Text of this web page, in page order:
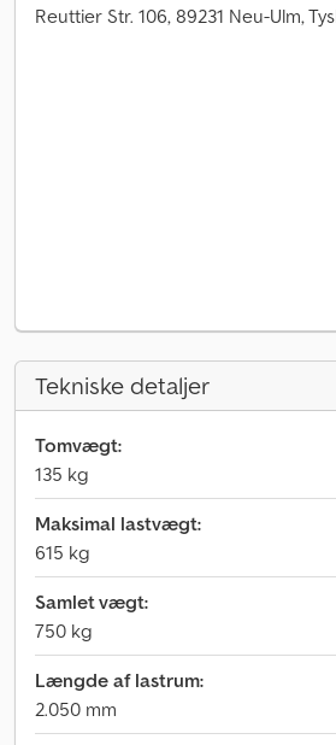
Reuttier Str. 106, 89231 Neu-Ulm,
Tekniske detaljer
Tomvægt:
135 kg
Maksimal lastvægt:
615 kg
Samlet vægt:
750 kg
Længde af lastrum:
2.050 mm